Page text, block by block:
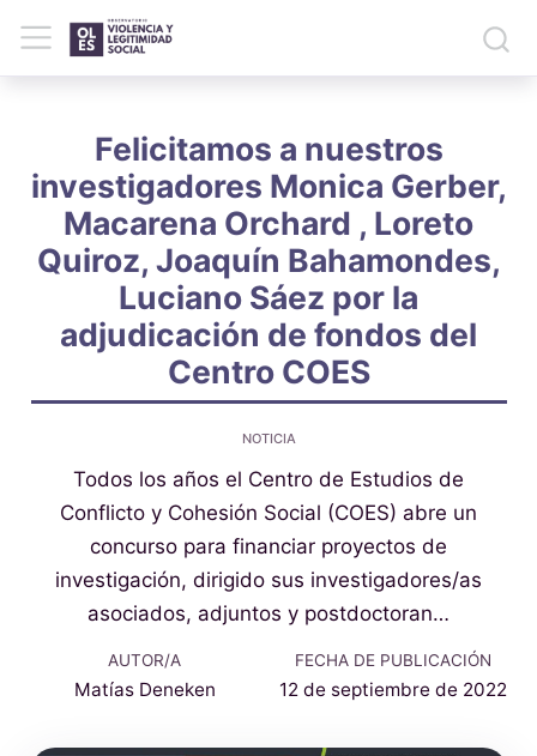
Felicitamos a nuestros
investigadores Monica Gerber,
Macarena Orchard , Loreto
Quiroz, Joaquín Bahamondes,
Luciano Sáez por la
adjudicación de fondos del
Centro COES
NOTICIA
Todos los años el Centro de Estudios de
Conflicto y Cohesión Social (COES) abre un
concurso para financiar proyectos de
investigación, dirigido sus investigadores/as
asociados, adjuntos y postdoctoran…
AUTOR/A
Matías Deneken
FECHA DE PUBLICACIÓN
12 de septiembre de 2022